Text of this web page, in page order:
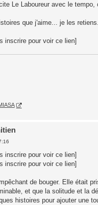
Le Laboureur avec le
que j'aime... je les
inscrire pour voir ce lien]
inscrire pour voir ce lien]
inscrire pour voir ce lien]
de bouger. Elle était
et que la solitude et la
histoires pour ajouter une